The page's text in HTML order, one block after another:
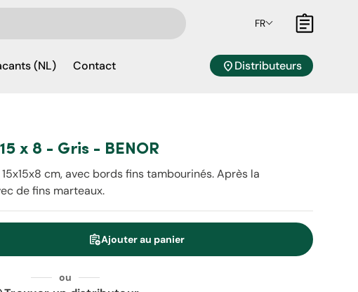
FR Panier
(NL) Contact location_onDistributeurs
x 8 - Gris - BENOR
cm, avec bords fins tambourinés. Après la
de fins marteaux.
quantité assignment_addAjouter au panier
ou